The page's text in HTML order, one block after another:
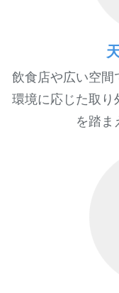
飲食店や広い空間
環境に応じた取り
を踏ま